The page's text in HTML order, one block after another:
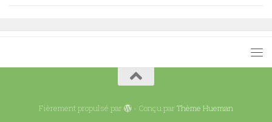
Fièrement propulsé par - Conçu parThème Hueman